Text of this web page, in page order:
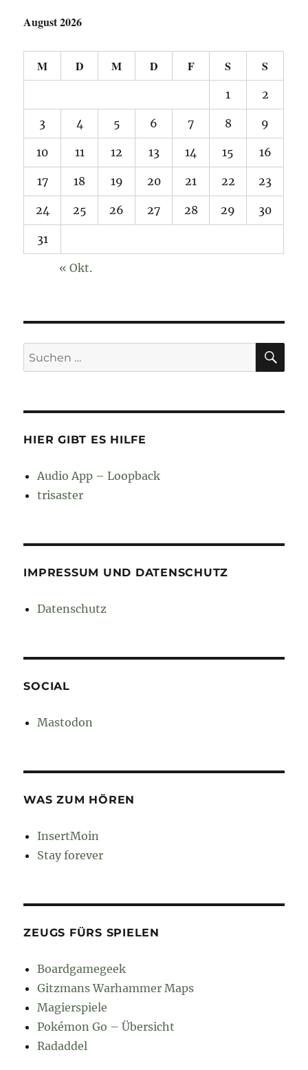
August 2026
M D M D F S S
1 2
3 4 5 6 7 8 9
10 11 12 13 14 15 16
17 18 19 20 21 22 23
24 25 26 27 28 29 30
31
« Okt.
Suchen
nach:
HIER GIBT ES HILFE
Audio App – Loopback
trisaster
IMPRESSUM UND DATENSCHUTZ
Datenschutz
SOCIAL
Mastodon
WAS ZUM HÖREN
InsertMoin
Stay forever
ZEUGS FÜRS SPIELEN
Boardgamegeek
Gitzmans Warhammer Maps
Magierspiele
Pokémon Go – Übersicht
Radaddel